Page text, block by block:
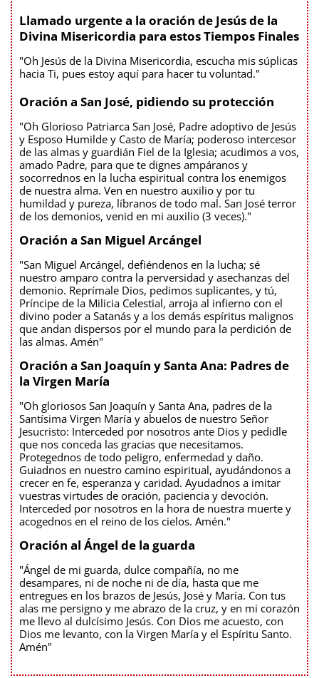
Llamado urgente a la oración de Jesús de la
Divina Misericordia para estos Tiempos Finales
"Oh Jesús de la Divina Misericordia, escucha mis súplicas
hacia Ti, pues estoy aquí para hacer tu voluntad."
Oración a San José, pidiendo su protección
"Oh Glorioso Patriarca San José, Padre adoptivo de Jesús
y Esposo Humilde y Casto de María; poderoso intercesor
de las almas y guardián Fiel de la Iglesia; acudimos a vos,
amado Padre, para que te dignes ampáranos y
socorrednos en la lucha espiritual contra los enemigos
de nuestra alma. Ven en nuestro auxilio y por tu
humildad y pureza, líbranos de todo mal. San José terror
de los demonios, venid en mi auxilio (3 veces)."
Oración a San Miguel Arcángel
"San Miguel Arcángel, defiéndenos en la lucha; sé
nuestro amparo contra la perversidad y asechanzas del
demonio. Reprímale Dios, pedimos suplicantes, y tú,
Príncipe de la Milicia Celestial, arroja al infierno con el
divino poder a Satanás y a los demás espíritus malignos
que andan dispersos por el mundo para la perdición de
las almas. Amén"
Oración a San Joaquín y Santa Ana: Padres de
la Virgen María
"Oh gloriosos San Joaquín y Santa Ana, padres de la
Santísima Virgen María y abuelos de nuestro Señor
Jesucristo: Interceded por nosotros ante Dios y pedidle
que nos conceda las gracias que necesitamos.
Protegednos de todo peligro, enfermedad y daño.
Guiadnos en nuestro camino espiritual, ayudándonos a
crecer en fe, esperanza y caridad. Ayudadnos a imitar
vuestras virtudes de oración, paciencia y devoción.
Interceded por nosotros en la hora de nuestra muerte y
acogednos en el reino de los cielos. Amén."
Oración al Ángel de la guarda
"Ángel de mi guarda, dulce compañía, no me
desampares, ni de noche ni de día, hasta que me
entregues en los brazos de Jesús, José y María. Con tus
alas me persigno y me abrazo de la cruz, y en mi corazón
me llevo al dulcísimo Jesús. Con Dios me acuesto, con
Dios me levanto, con la Virgen María y el Espíritu Santo.
Amén"